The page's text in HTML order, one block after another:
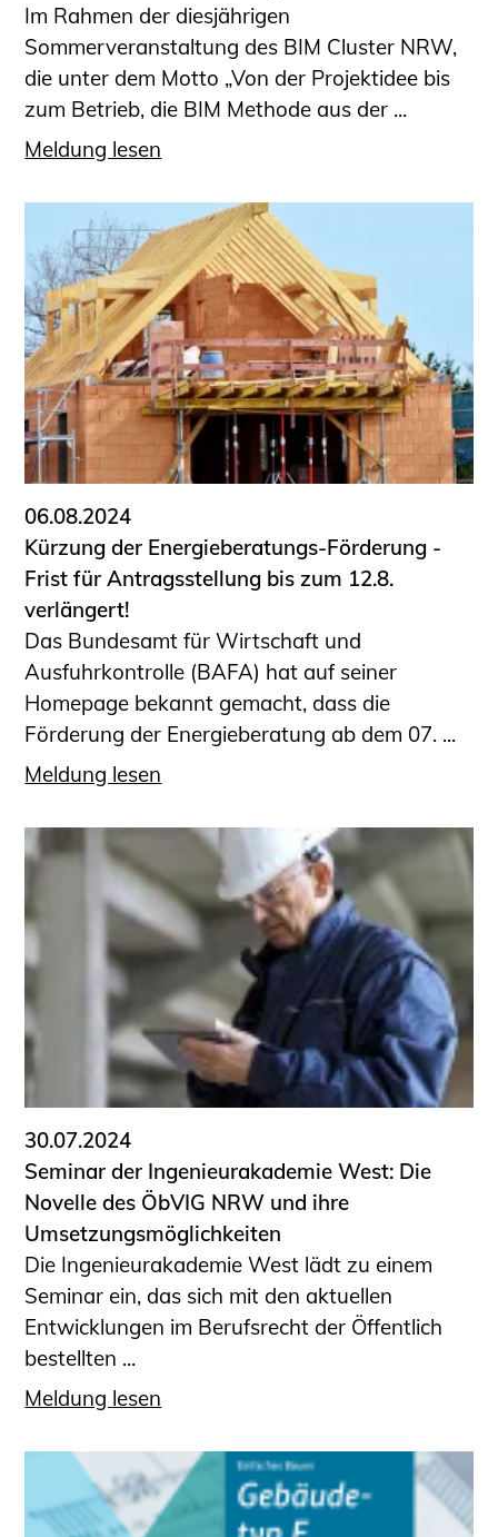
Im Rahmen der diesjährigen
Sommerveranstaltung des BIM Cluster NRW,
die unter dem Motto „Von der Projektidee bis
zum Betrieb, die BIM Methode aus der ...
Meldung lesen
06.08.2024
Kürzung der Energieberatungs-Förderung -
Frist für Antragsstellung bis zum 12.8.
verlängert!
Das Bundesamt für Wirtschaft und
Ausfuhrkontrolle (BAFA) hat auf seiner
Homepage bekannt gemacht, dass die
Förderung der Energieberatung ab dem 07. ...
Meldung lesen
30.07.2024
Seminar der Ingenieurakademie West: Die
Novelle des ÖbVIG NRW und ihre
Umsetzungsmöglichkeiten
Die Ingenieurakademie West lädt zu einem
Seminar ein, das sich mit den aktuellen
Entwicklungen im Berufsrecht der Öffentlich
bestellten ...
Meldung lesen